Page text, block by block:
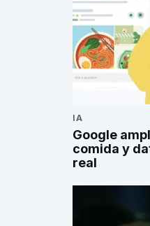
IA
Google
comida y
real